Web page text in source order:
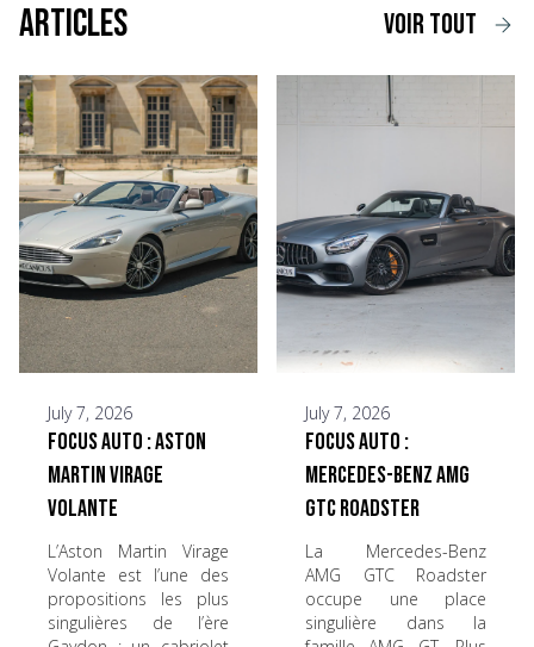
voir tout
Articles
July 7, 2026
Focus Auto : Aston
Martin Virage
Volante
L’Aston Martin Virage
Volante est l’une des
propositions les plus
singulières de l’ère
July 7, 2026
Focus Auto :
Mercedes-Benz AMG
GTC Roadster
La Mercedes-Benz
AMG GTC Roadster
occupe une place
singulière dans la